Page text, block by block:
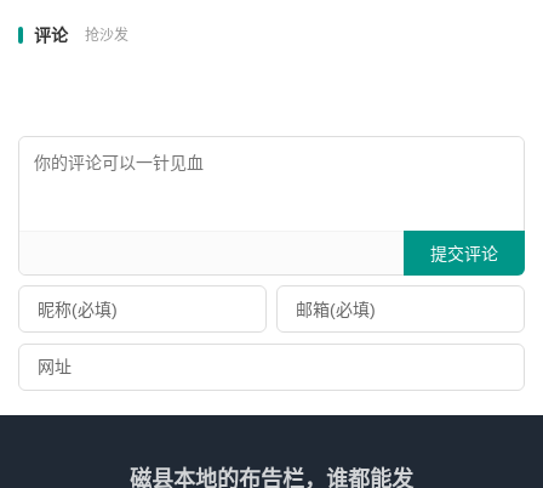
评论 抢沙发
提交评论
磁县本地的布告栏，谁都能发